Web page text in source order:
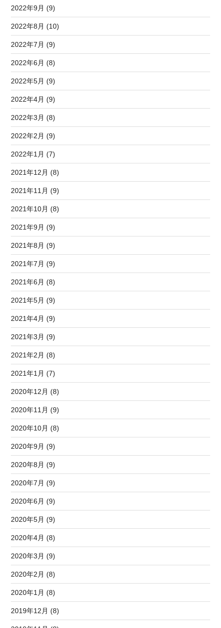
2022年9月 (9)
2022年8月 (10)
2022年7月 (9)
2022年6月 (8)
2022年5月 (9)
2022年4月 (9)
2022年3月 (8)
2022年2月 (9)
2022年1月 (7)
2021年12月 (8)
2021年11月 (9)
2021年10月 (8)
2021年9月 (9)
2021年8月 (9)
2021年7月 (9)
2021年6月 (8)
2021年5月 (9)
2021年4月 (9)
2021年3月 (9)
2021年2月 (8)
2021年1月 (7)
2020年12月 (8)
2020年11月 (9)
2020年10月 (8)
2020年9月 (9)
2020年8月 (9)
2020年7月 (9)
2020年6月 (9)
2020年5月 (9)
2020年4月 (8)
2020年3月 (9)
2020年2月 (8)
2020年1月 (8)
2019年12月 (8)